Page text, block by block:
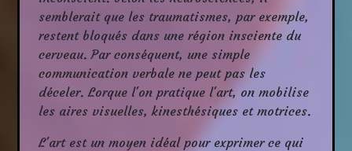
semblerait que les traumatismes, par exemple,
restent bloqués dans une région insciente du
cerveau. Par conséquent, une simple
communication verbale ne peut pas les
déceler. Lorque l'on pratique l'art, on mobilise
les aires visuelles, kinesthésiques et motrices.
L'art est un moyen idéal pour exprimer ce qui